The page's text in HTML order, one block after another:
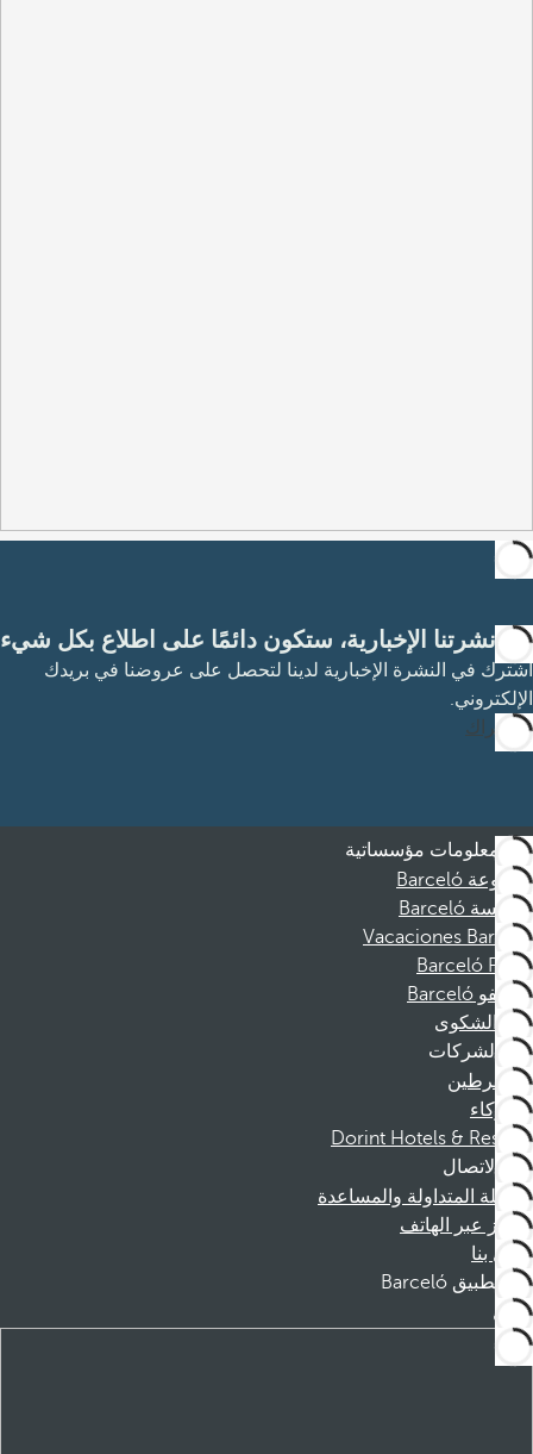
مع نشرتنا الإخبارية، ستكون دائمًا على اطلاع بكل شيء
اشترك في النشرة الإخبارية لدينا لتحصل على عروضنا في بريدك
الإلكتروني.
الاشتراك
معلومات مؤسساتية
مجموعة Barceló
مؤسسة Barceló
Vacaciones Barceló
Barceló Films
موظفو Barceló
قناة الشكوى
الشركات
المنخرطين
الشركاء
Dorint Hotels & Resorts
الاتصال
الأسئلة المتداولة والمساعدة
الحجز عبر الهاتف
اتصل بنا
تطبيق Barceló
تنزيل